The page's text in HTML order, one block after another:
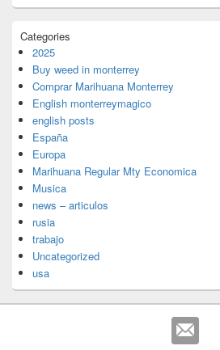
Categories
2025
Buy weed in monterrey
Comprar Marihuana Monterrey
English monterreymagico
english posts
España
Europa
Marihuana Regular Mty Economica
Musica
news – articulos
rusia
trabajo
Uncategorized
usa